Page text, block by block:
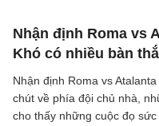
Nhận định Roma vs
Khó có nhiều bàn
Nhận định Roma vs
chút về phía đội chủ nhà,
cho thấy những cuộc đọ